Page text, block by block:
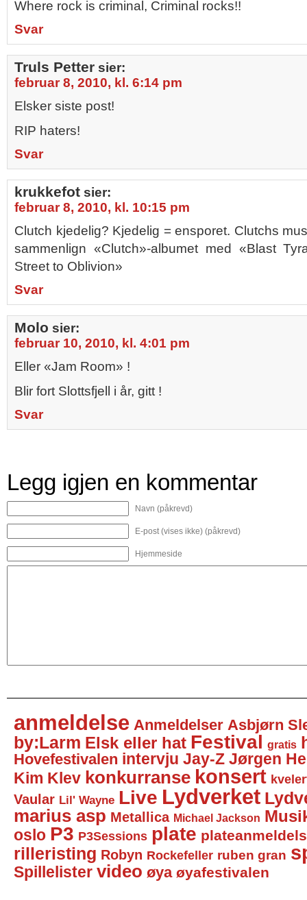
Where rock is criminal, Criminal rocks!!
Svar
Truls Petter sier:
februar 8, 2010, kl. 6:14 pm
Elsker siste post!
RIP haters!
Svar
krukkefot sier:
februar 8, 2010, kl. 10:15 pm
Clutch kjedelig? Kjedelig = ensporet. Clutchs
sammenlign «Clutch»-albumet med «Blast
Street to Oblivion»
Svar
Molo sier:
februar 10, 2010, kl. 4:01 pm
Eller «Jam Room» !
Blir fort Slottsfjell i år, gitt !
Svar
Legg igjen en kommentar
Navn (påkrevd)
E-post (vises ikke) (påkrevd)
Hjemmeside
anmeldelse Anmeldelser Asbjørn
by:Larm Elsk eller hat Festival gratis
Hovefestivalen intervju Jay-Z Jørgen
Kim Klev konkurranse konsert
Vaular Lil' Wayne Live Lydverket
marius asp Metallica Michael Jackson
oslo P3 P3Sessions plate
rilleristing Robyn Rockefeller ruben gran
Spillelister video øya øyafestivalen